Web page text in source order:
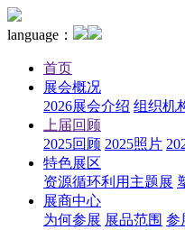
language：
首页
展会概况
2026展会介绍 组织机
上届回顾
2025回顾 2025照片
特色展区
资源循环利用主题展
展商中心
为何参展 展品范围 参